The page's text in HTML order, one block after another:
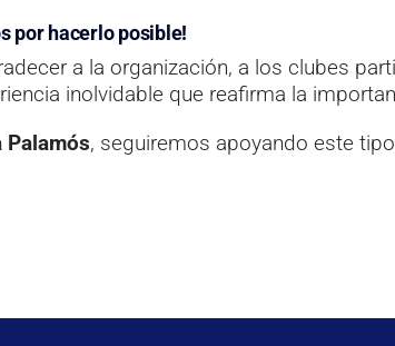
por hacerlo posible!
a la organización, a los clubes
inolvidable que reafirma la
Palamós, seguiremos apoyando este